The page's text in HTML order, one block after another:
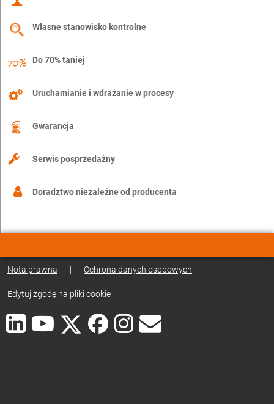
Własne stanowisko kontrolne
Do 70% taniej
Uruchamianie i wdrażanie w procesy
Gwarancja
Serwis posprzedażny
Doradztwo niezależne od producenta
Nota prawna | Ochrona danych osobowych |
Edytuj zgodę na pliki cookie